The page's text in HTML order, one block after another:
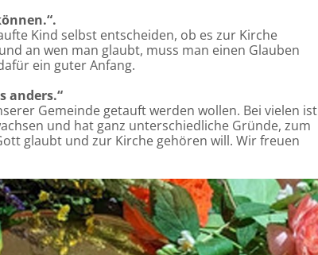
Kind selbst entscheiden, ob es zur Kirche
an wen man glaubt, muss man einen Glauben
ein guter Anfang.
anders.“
Gemeinde getauft werden wollen. Bei vielen ist
und hat ganz unterschiedliche Gründe, zum
glaubt und zur Kirche gehören will. Wir freuen